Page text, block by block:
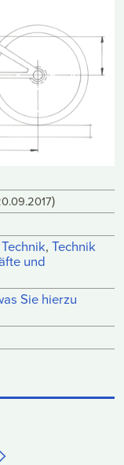
)
, Technik
und
Sie hierzu